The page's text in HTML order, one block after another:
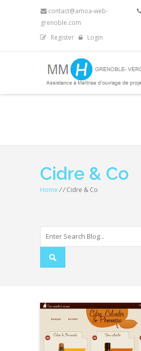
contact@amoa-web-
grenoble.com
Register Login
Cidre & Co
Home // Cidre & Co